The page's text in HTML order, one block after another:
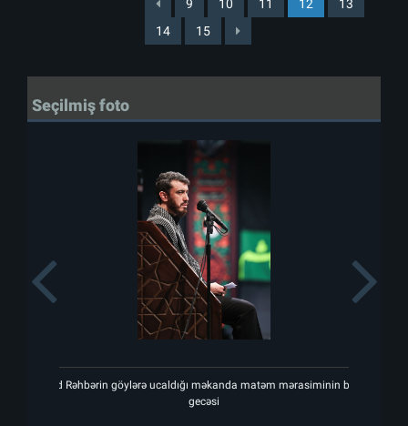
9 10 11 12
13
14
15
Seçilmiş foto
Şəhid Rəhbərin göylərə ucaldığı məkanda matəm mərasiminin birinci
gecəsi
Previous